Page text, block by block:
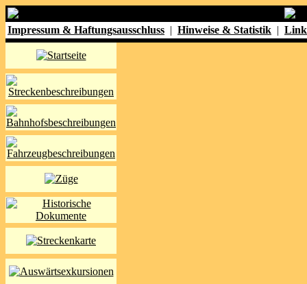
Impressum & Haftungsausschluss | Hinweise & Statistik |